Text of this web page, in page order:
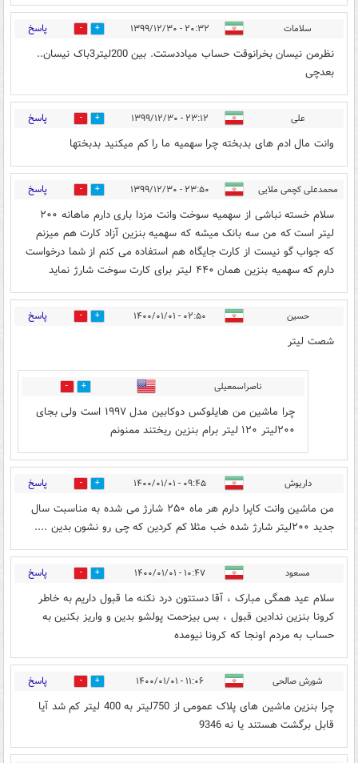
سلامات ۲۰:۳۲ - ۱۳۹۹/۱۲/۳۰ 0 پاسخ
نظرمن نیسان بخرانوقت حساب میاددستت. بین 200لیتر3باک نیسان..
بعدچی
علی ۲۳:۱۲ - ۱۳۹۹/۱۲/۳۰ 0 پاسخ
وانت مال ادم های بدبخته چرا سهمیه ما را کم میکنید بدبختها
محمدعلی کچمی ملایی ۲۳:۵۰ - ۱۳۹۹/۱۲/۳۰ 1 پاسخ
سلام خسته نباشی از سهمیه سوخت وانت مزدا باری دارم ماهانه ۲۰۰
لیتر است که من سه بانک میشه که سهمیه بنزین آزاد کارت هم میزنم
که جواب گو نیست از کارت جایگاه هم استفاده می کنم از شما درخواست
دارم که سهمیه بنزین همان ۴۴۰ لیتر برای کارت سوخت شارژ نماید
حسین ۰۲:۵۰ - ۱۴۰۰/۰۱/۰۱ 0 پاسخ
شصت لیتر
ناصراسمعیلی 1
چرا ماشین من هایلوکس دوکابین مدل ۱۹۹۷ است ولی بجای
۲۰۰لیتر ۱۲۰ لیتر برام بنزین ریختند ممنونم
داریوش ۰۹:۴۵ - ۱۴۰۰/۰۱/۰۱ 0 پاسخ
من ماشین وانت کاپرا دارم هر ماه ۲۵۰ شارژ می شده به مناسبت سال
جدید ۲۰۰لیتر شارژ شده خب مثلا کم کردین که چی رو نشون بدین ....
مسعود ۱۰:۴۷ - ۱۴۰۰/۰۱/۰۱ 1 پاسخ
سلام عید همگی مبارک ، آقا دستتون درد نکنه ما قبول داریم به خاطر
کرونا بنزین ندادین قبول ، بس بیزحمت پولشو بدین و واریز بکنین به
حساب به مردم اونجا که کرونا نیومده
شورش صالحی ۱۱:۰۶ - ۱۴۰۰/۰۱/۰۱ 0 پاسخ
چرا بنزین ماشین های پلاک عمومی از 750لیتر به 400 لیتر کم شد آیا
قابل برگشت هستند یا نه 9346